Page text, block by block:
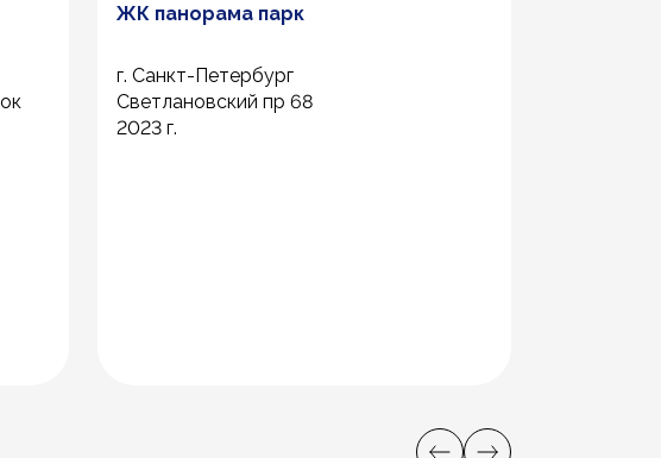
ЖК панорама парк
г. Санкт-Петербург
Светлановский пр 68
2023 г.